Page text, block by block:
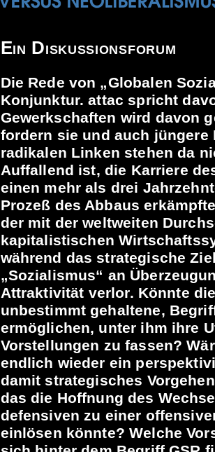
Ein Diskussionsforum
Die Rede von „Globalen
Konjunktur. attac spricht
Gewerkschaften wird davon
fordern sie und auch jüngere
radikalen Linken stehen da
Auffallend ist, die Karriere
einen mehr als drei
Prozeß des Abbaus
der mit der weltweiten
kapitalistischen
während das strategische
„Sozialismus“ an
Attraktivität verlor. Könnte
unbestimmt gehaltene,
ermöglichen, unter ihm ihre
Vorstellungen zu fassen?
endlich wieder ein
damit strategisches
das die Hoffnung des
defensiven zu einer
einlösen könnte? Welche